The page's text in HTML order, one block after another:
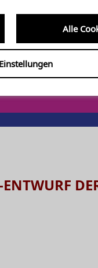
Alle